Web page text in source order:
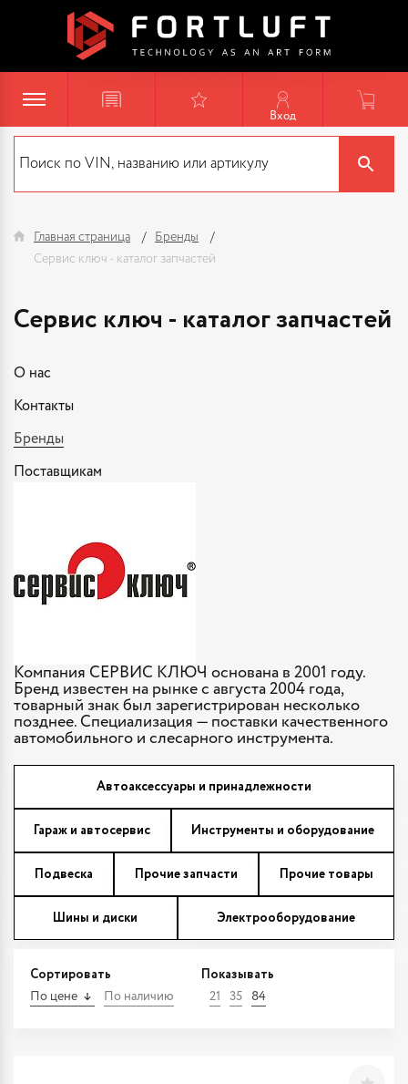
Вход
Главная страница
Бренды
Сервис ключ - каталог запчастей
Сервис ключ - каталог запчастей
О нас
Контакты
Бренды
Поставщикам
Компания СЕРВИС КЛЮЧ основана в 2001 году.
Бренд известен на рынке с августа 2004 года,
товарный знак был зарегистрирован несколько
позднее. Специализация — поставки качественного
автомобильного и слесарного инструмента.
Автоаксессуары и принадлежности
Гараж и автосервис Инструменты и оборудование
Подвеска Прочие запчасти Прочие товары
Шины и диски Электрооборудование
Сортировать
По цене По наличию
Показывать
21 35 84